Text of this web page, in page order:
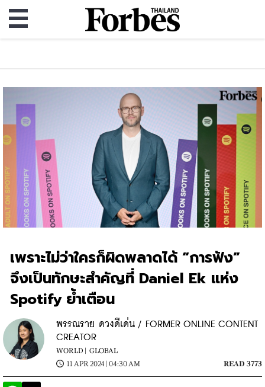
เพราะไม่ว่าใครก็ผิดพลาดได้ “การฟัง”
จึงเป็นทักษะสำคัญที่ Daniel Ek แห่ง
Spotify ย้ำเตือน
พรรณราย ดวงดีเด่น / FORMER ONLINE CONTENT
CREATOR
WORLD | GLOBAL
11 APR 2024 | 04:30 AM
READ 3773